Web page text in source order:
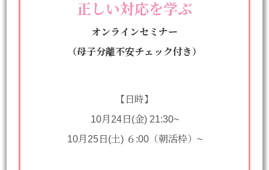
正しい対応を学ぶ
オンラインセミナー
（母子分離不安チェック付き）
【日時】
10月24日(金) 21:30~
10月25日(土) ６:00（朝活枠）~